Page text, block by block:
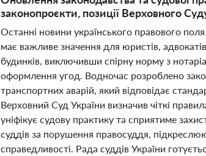
законопроєкти, позиції Верховного
Останні новини українського правового
має важливе значення для юристів,
будинків, виключивши спірну норму з
оформлення угод. Водночас розроблено
транспортних аварій, який відповідає
Верховний Суд України визначив чіткі
уніфікує судову практику та сприятиме
суддів за порушення правосуддя,
справедливості. Рада суддів України